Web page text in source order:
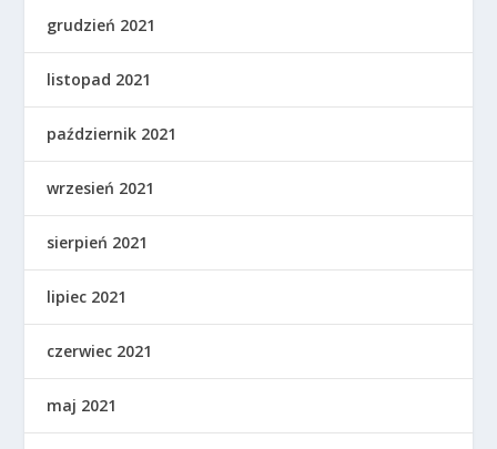
grudzień 2021
listopad 2021
październik 2021
wrzesień 2021
sierpień 2021
lipiec 2021
czerwiec 2021
maj 2021